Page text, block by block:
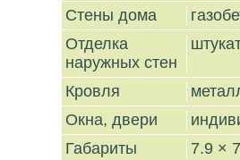
Стены дома
Отделка
наружных стен
Кровля
Окна, двери
Габариты
7.9 ×